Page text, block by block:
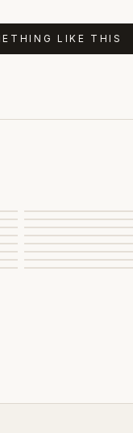
LIKE THIS